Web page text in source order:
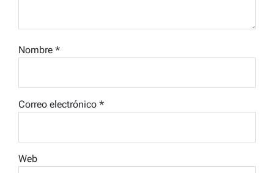
Nombre *
Correo electrónico *
Web